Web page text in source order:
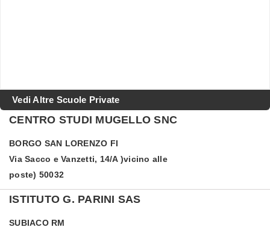
Vedi Altre Scuole Private
CENTRO STUDI MUGELLO SNC
BORGO SAN LORENZO FI
Via Sacco e Vanzetti, 14/A )vicino alle
poste) 50032
ISTITUTO G. PARINI SAS
SUBIACO RM